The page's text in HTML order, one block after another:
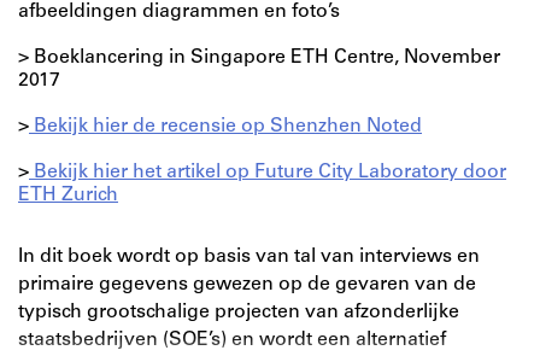
afbeeldingen diagrammen en foto’s
> Boeklancering in Singapore ETH Centre, November
2017
> Bekijk hier de recensie op Shenzhen Noted
> Bekijk hier het artikel op Future City Laboratory door
ETH Zurich
In dit boek wordt op basis van tal van interviews en
primaire gegevens gewezen op de gevaren van de
typisch grootschalige projecten van afzonderlijke
staatsbedrijven (SOE’s) en wordt een alternatief